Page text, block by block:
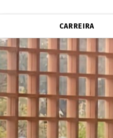
CARREIRA